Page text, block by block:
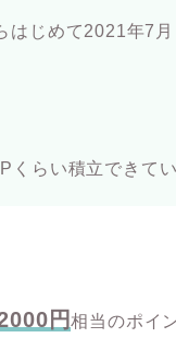
はじめて2021年7
くらい積立できて
円相当のポイ